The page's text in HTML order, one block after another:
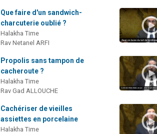
Que faire d'un sandwich-
charcuterie oublié ?
Halakha Time
Rav Netanel ARFI
Propolis sans tampon de
cacheroute ?
Halakha Time
Rav Gad ALLOUCHE
Cachériser de vieilles
assiettes en porcelaine
Halakha Time